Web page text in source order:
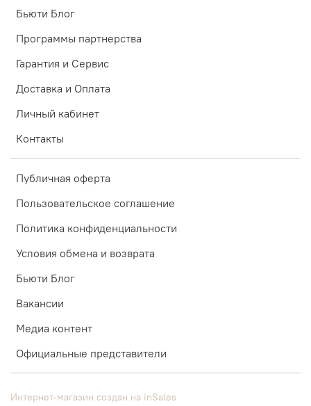
Бьюти Блог
Программы партнерства
Гарантия и Сервис
Доставка и Оплата
Личный кабинет
Контакты
Публичная оферта
Пользовательское соглашение
Политика конфиденциальности
Условия обмена и возврата
Бьюти Блог
Вакансии
Медиа контент
Официальные представители
Интернет-магазин создан на inSales